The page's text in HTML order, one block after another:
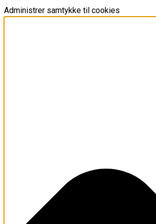
Administrer samtykke til cookies